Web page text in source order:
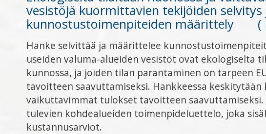
vesistöjä kuormittavien tekijöiden selvitys
kunnostustoimenpiteiden määrittely (
Hanke selvittää ja määrittelee
useiden valuma-alueiden vesistöt ovat ekologiselta
kunnossa, ja joiden tilan parantaminen on tarpeen
tavoitteen saavuttamiseksi. Hankkeessa
vaikuttavimmat tulokset tavoitteen
tulevien kohdealueiden toimenpideluettelo, joka
kustannusarviot.